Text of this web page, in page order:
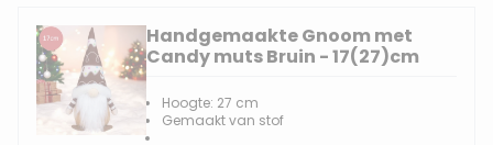
Handgemaakte Gnoom met
Candy muts Bruin - 17(27)cm
Hoogte: 27 cm
Gemaakt van stof